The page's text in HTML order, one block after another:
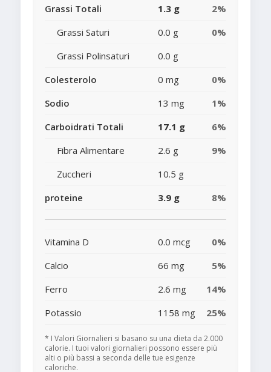
Grassi Totali 1.3 g
2%
Grassi Saturi
0.0 g
0%
Grassi Polinsaturi
0.0 g
Colesterolo
0 mg
0%
Sodio
13 mg
1%
Carboidrati Totali
17.1 g
6%
Fibra Alimentare
2.6 g
9%
Zuccheri
10.5 g
proteine
3.9 g 8%
Vitamina D 0.0 mcg
0%
Calcio
66 mg
5%
Ferro
2.6 mg
14%
Potassio
1158 mg 25%
* I Valori Giornalieri si basano su una dieta da 2.000
calorie. I tuoi valori giornalieri possono essere più
alti o più bassi a seconda delle tue esigenze
caloriche.